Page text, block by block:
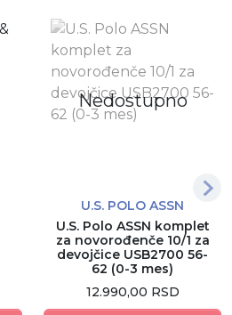
Nedostupno
U.S. POLO ASSN
U.S. Polo ASSN komplet
za novorođenče 10/1 za
devojčice USB2700 56-
62 (0-3 mes)
12.990,00 RSD